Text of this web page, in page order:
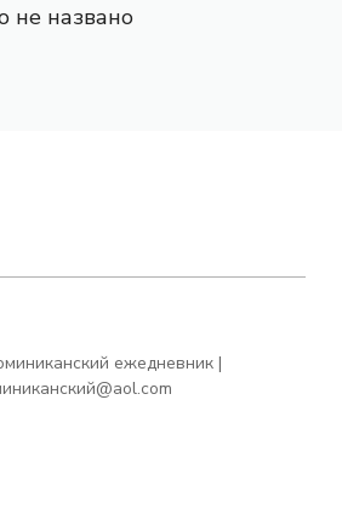
не названо
ежедневник |